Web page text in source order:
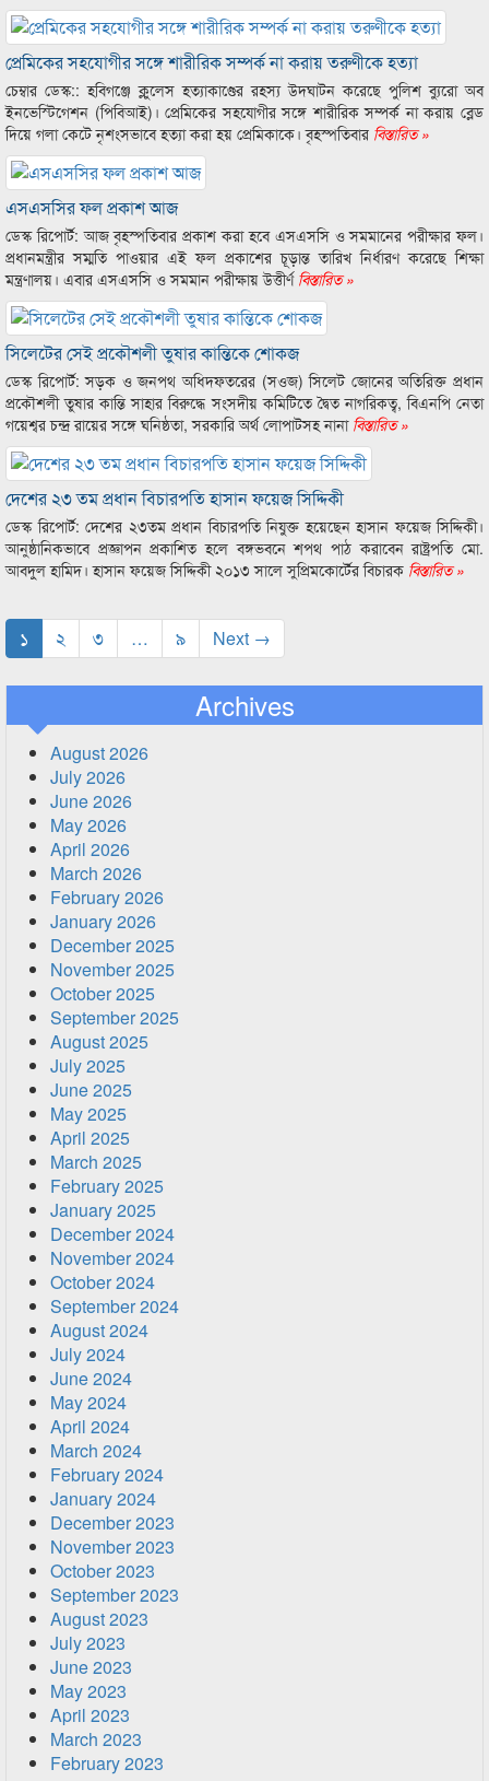
প্রেমিকের সহযোগীর সঙ্গে শারীরিক সম্পর্ক না করায় তরুণীকে হত্যা
চেম্বার ডেস্ক:: হবিগঞ্জে ক্লুলেস হত্যাকাণ্ডের রহস্য উদ্ঘাটন করেছে পুলিশ ব্যুরো অব
ইনভেস্টিগেশন (পিবিআই)। প্রেমিকের সহযোগীর সঙ্গে শারীরিক সম্পর্ক না করায় ব্লেড
দিয়ে গলা কেটে নৃশংসভাবে হত্যা করা হয় প্রেমিকাকে। বৃহস্পতিবার বিস্তারিত »
এসএসসির ফল প্রকাশ আজ
ডেস্ক রিপোর্ট: আজ বৃহস্পতিবার প্রকাশ করা হবে এসএসসি ও সমমানের পরীক্ষার ফল।
প্রধানমন্ত্রীর সম্মতি পাওয়ার এই ফল প্রকাশের চূড়ান্ত তারিখ নির্ধারণ করেছে শিক্ষা
মন্ত্রণালয়। এবার এসএসসি ও সমমান পরীক্ষায় উত্তীর্ণবিস্তারিত »
সিলেটের সেই প্রকৌশলী তুষার কান্তিকে শোকজ
ডেস্ক রিপোর্ট: সড়ক ও জনপথ অধিদফতরের (সওজ) সিলেট জোনের অতিরিক্ত প্রধান
প্রকৌশলী তুষার কান্তি সাহার বিরুদ্ধে সংসদীয় কমিটিতে দ্বৈত নাগরিকত্ব, বিএনপি নেতা
গয়েশ্বর চন্দ্র রায়ের সঙ্গে ঘনিষ্ঠতা, সরকারি অর্থ লোপাটসহ নানাবিস্তারিত »
দেশের ২৩ তম প্রধান বিচারপতি হাসান ফয়েজ সিদ্দিকী
ডেস্ক রিপোর্ট: দেশের ২৩তম প্রধান বিচারপতি নিযুক্ত হয়েছেন হাসান ফয়েজ সিদ্দিকী।
আনুষ্ঠানিকভাবে প্রজ্ঞাপন প্রকাশিত হলে বঙ্গভবনে শপথ পাঠ করাবেন রাষ্ট্রপতি মো.
আবদুল হামিদ। হাসান ফয়েজ সিদ্দিকী ২০১৩ সালে সুপ্রিমকোর্টের বিচারক বিস্তারিত »
১ ২ ৩ … ৯ Next →
Archives
August 2026
July 2026
June 2026
May 2026
April 2026
March 2026
February 2026
January 2026
December 2025
November 2025
October 2025
September 2025
August 2025
July 2025
June 2025
May 2025
April 2025
March 2025
February 2025
January 2025
December 2024
November 2024
October 2024
September 2024
August 2024
July 2024
June 2024
May 2024
April 2024
March 2024
February 2024
January 2024
December 2023
November 2023
October 2023
September 2023
August 2023
July 2023
June 2023
May 2023
April 2023
March 2023
February 2023